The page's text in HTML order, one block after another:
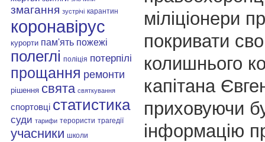
змагання зустрічі карантин
коронавірус
курорти пам'ять пожежі
полеглі поліція потерпілі
прощання ремонти
рішення свята святкування
спортовці статистика
суди тарифи терористи трагедії
учасники школи
міліціонери
покривати
колишнього
капітана
приховуючи
інформацію